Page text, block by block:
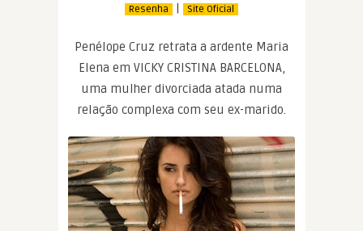
Resenha | Site Oficial
Penélope Cruz retrata a ardente Maria
Elena em VICKY CRISTINA BARCELONA,
uma mulher divorciada atada numa
relação complexa com seu ex-marido.